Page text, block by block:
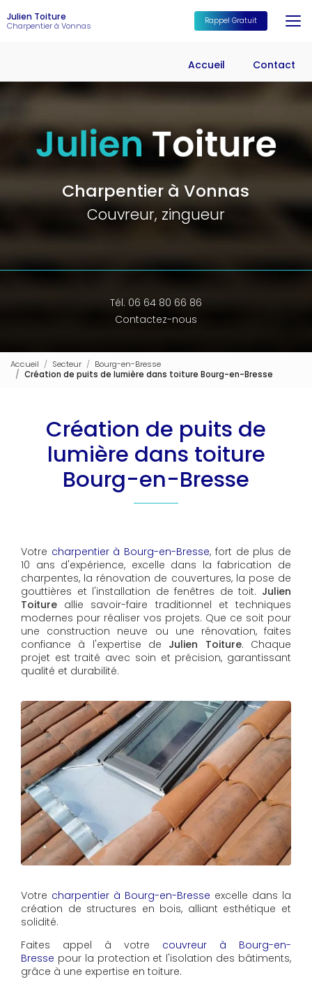
au
contenu
Accueil
Contact
Julien Toiture
Charpentier à Vonnas Rappel Gratuit
Charpentier à Vonnas
Couvreur, zingueur
Tél. 06 64 80 66 86
Contactez-nous
Accueil Secteur
Bourg-en-Bresse
Création de puits de lumière dans toiture Bourg-en-Bresse
Création de puits de
lumière dans toiture
Bourg-en-Bresse
Votre charpentier à Bourg-en-Bresse, fort de plus de
10 ans d'expérience, excelle dans la fabrication de
charpentes, la rénovation de couvertures, la pose de
gouttières et l'installation de fenêtres de toit. Julien
Toiture allie savoir-faire traditionnel et techniques
modernes pour réaliser vos projets. Que ce soit pour
une construction neuve ou une rénovation, faites
confiance à l'expertise de Julien Toiture. Chaque
projet est traité avec soin et précision, garantissant
qualité et durabilité.
Votre charpentier à Bourg-en-Bresse excelle dans la
création de structures en bois, alliant esthétique et
solidité.
Faites appel à votre couvreur à Bourg-en-
Bresse pour la protection et l'isolation des bâtiments,
grâce à une expertise en toiture.